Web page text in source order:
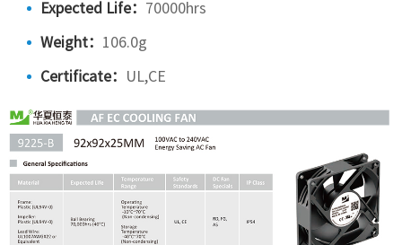
Expected Life： 70000hrs
Weight： 106.0g
Certificate： UL,CE